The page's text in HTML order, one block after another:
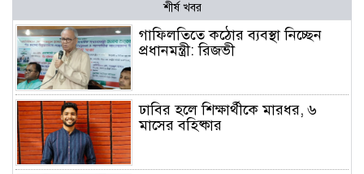
শীর্ষ খবর
গাফিলতিতে কঠোর ব্যবস্থা নিচ্ছেন
প্রধানমন্ত্রী: রিজভী
ঢাবির হলে শিক্ষার্থীকে মারধর, ৬
মাসের বহিষ্কার